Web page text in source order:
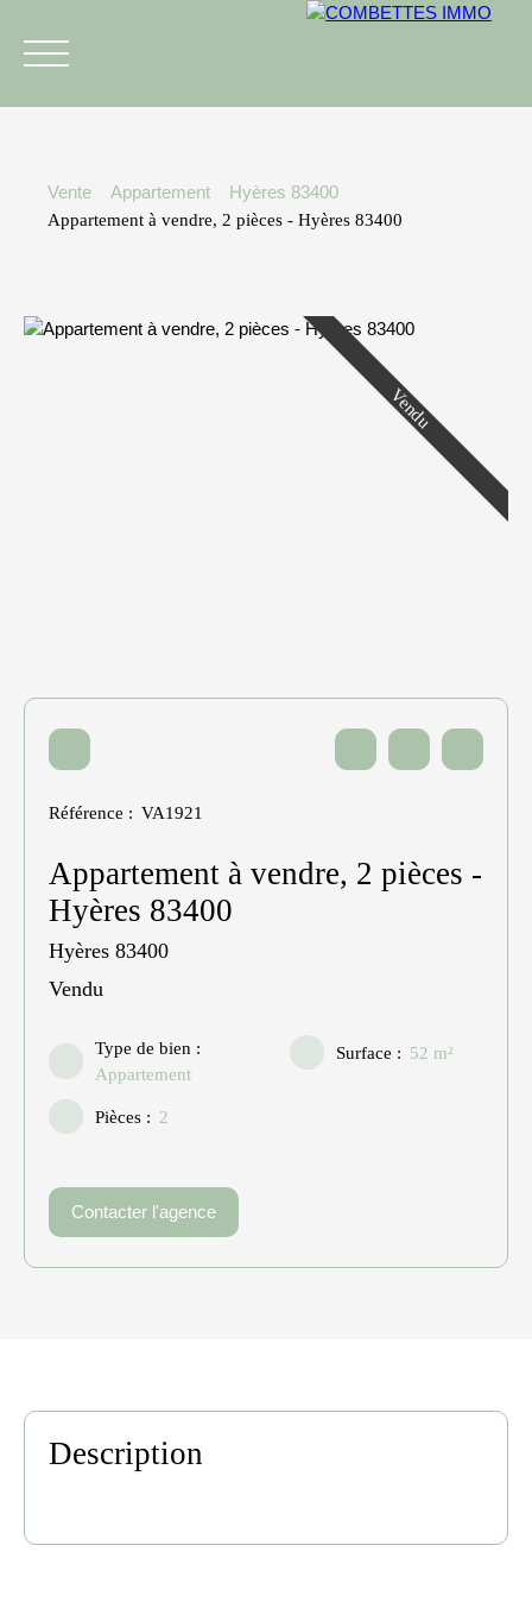
Acheter Vendre
+33 6 46 56 00 32
Vente Appartement
Hyères 83400
Appartement à vendre, 2 pièces - Hyères 83400
Vendu
Référence : VA1921
Appartement à vendre, 2 pièces -
Hyères 83400
Hyères 83400
Vendu
Type de bien :
Appartement
Surface : 52 m²
Pièces : 2
Contacter l'agence
Description